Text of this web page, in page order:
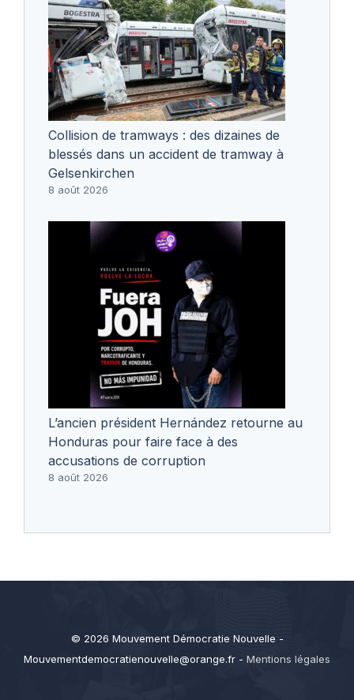
Collision de tramways : des dizaines de
blessés dans un accident de tramway à
Gelsenkirchen
8 août 2026
L’ancien président Hernández retourne au
Honduras pour faire face à des
accusations de corruption
8 août 2026
© 2026 Mouvement Démocratie Nouvelle -
Mouvementdemocratienouvelle@orange.fr - Mentions légales